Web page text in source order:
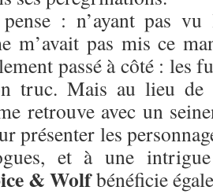
: n’ayant pas
m’avait pas mis ce
passé à côté : les
truc. Mais au lieu de
retrouve avec un
présenter les
et à une
& Wolfbénéficie